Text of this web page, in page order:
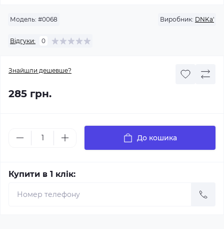
Модель: #0068 Виробник: DNKa'
Відгуки: 0
Знайшли дешевше?
285 грн.
До кошика
Купити в 1 клік: